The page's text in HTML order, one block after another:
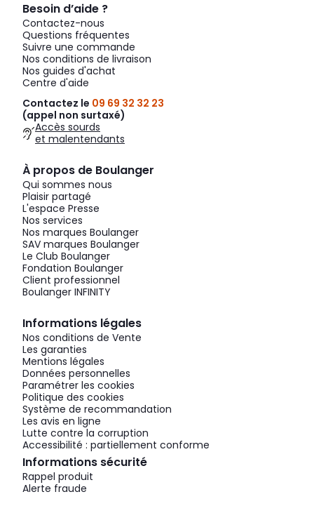
Besoin d’aide ?
Contactez-nous
Questions fréquentes
Suivre une commande
Nos conditions de livraison
Nos guides d'achat
Centre d'aide
Contactez le 09 69 32 32 23
(appel non surtaxé)
Accès sourds
et malentendants
À propos de Boulanger
Qui sommes nous
Plaisir partagé
L'espace Presse
Nos services
Nos marques Boulanger
SAV marques Boulanger
Le Club Boulanger
Fondation Boulanger
Client professionnel
Boulanger INFINITY
Informations légales
Nos conditions de Vente
Les garanties
Mentions légales
Données personnelles
Paramétrer les cookies
Politique des cookies
Système de recommandation
Les avis en ligne
Lutte contre la corruption
Accessibilité : partiellement conforme
Informations sécurité
Rappel produit
Alerte fraude